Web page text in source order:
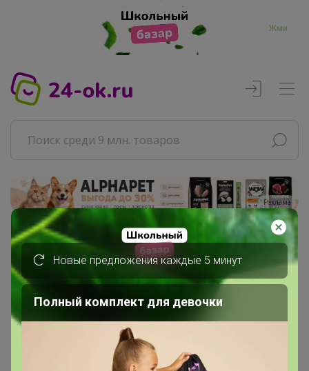
Жми
Реклама
Главная
Совместные покупки
АРХИВ СП
ВЗРОСЛЫЕ СП
КОСМЕТИКА, ПАРФЮМЕРИЯ И ВСЕ ДЛЯ КРАСОТЫ
Флакончики для парфюма,
Новые предложения каждые 5 минут
Полный комплект для девочки